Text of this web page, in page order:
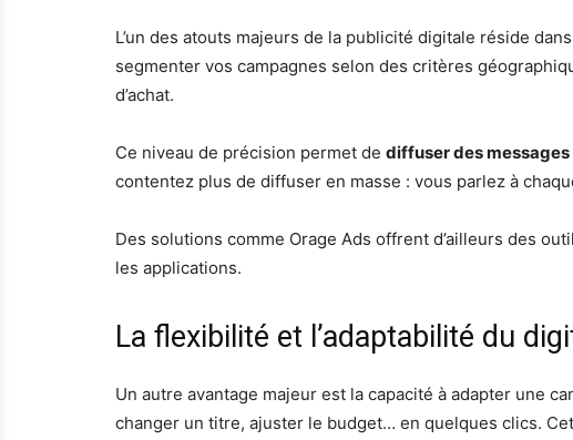
L’un des atouts majeurs de la publicité digitale réside
segmenter vos campagnes selon des critères
d’achat.
Ce niveau de précision permet de diffuser des
contentez plus de diffuser en masse : vous parlez à
Des solutions comme Orage Ads offrent d’ailleurs des
les applications.
La flexibilité et l’adaptabilité du
Un autre avantage majeur est la capacité à adapter une
changer un titre, ajuster le budget… en quelques clics.